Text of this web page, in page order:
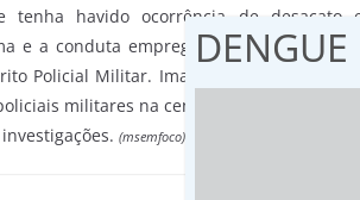
tenha havido ocorrência de desacato
e a conduta empregada na ação policial
Policial Militar. Imagens do circuito de
militares na cena do espancamento.
(msemfoco)
DENGUE